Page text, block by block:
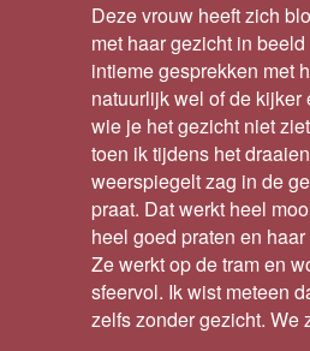
Deze vrouw heeft zich
met haar gezicht in
intieme gesprekken met
natuurlijk wel of de
wie je het gezicht niet
toen ik tijdens het
weerspiegelt zag in de
praat. Dat werkt heel
heel goed praten en
Ze werkt op de tram en
sfeervol. Ik wist meteen
zelfs zonder gezicht. We